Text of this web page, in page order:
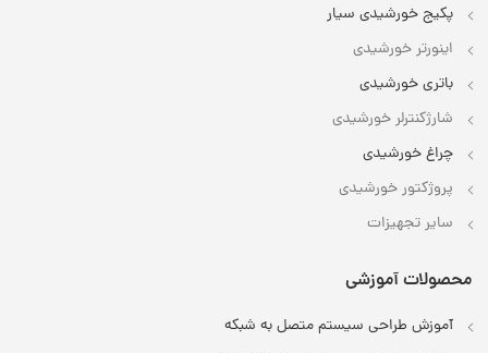
پکیج خورشیدی سیار
اینورتر خورشیدی
باتری خورشیدی
شارژکنترلر خورشیدی
چراغ خورشیدی
پروژکتور خورشیدی
سایر تجهیزات
محصولات آموزشی
آموزش طراحی سیستم متصل به شبکه